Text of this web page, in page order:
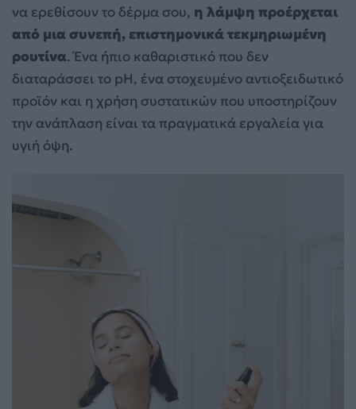
να ερεθίσουν το δέρμα σου, η λάμψη προέρχεται
από μια συνεπή, επιστημονικά τεκμηριωμένη
ρουτίνα. Ένα ήπιο καθαριστικό που δεν
διαταράσσει το pH, ένα στοχευμένο αντιοξειδωτικό
προϊόν και η χρήση συστατικών που υποστηρίζουν
την ανάπλαση είναι τα πραγματικά εργαλεία για
υγιή όψη.